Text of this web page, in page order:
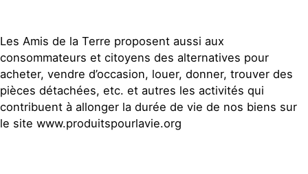
Les Amis de la Terre proposent aussi aux
consommateurs et citoyens des alternatives pour
acheter, vendre d’occasion, louer, donner, trouver des
pièces détachées, etc. et autres les activités qui
contribuent à allonger la durée de vie de nos biens sur
le site www.produitspourlavie.org